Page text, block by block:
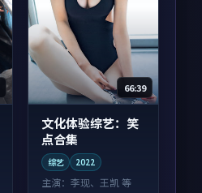
66:39
文化体验综艺：笑
点合集
综艺 2022
主演：李现、王凯 等